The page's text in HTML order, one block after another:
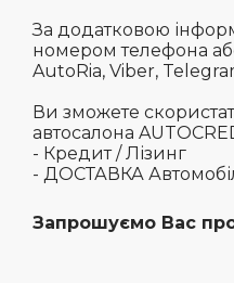
За додатковою
номером телефона
AutoRia, Viber,
Ви зможете
автосалона
- Кредит / Лізинг
- ДОСТАВКА
Запрошуємо Вас